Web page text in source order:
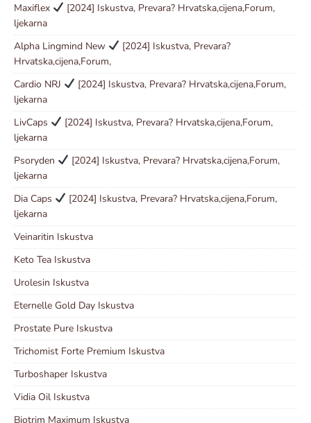
Maxiflex
[2024] Iskustva, Prevara? Hrvatska,cijena,Forum,
ljekarna
Alpha Lingmind New
[2024] Iskustva, Prevara?
Hrvatska,cijena,Forum,
Cardio NRJ
[2024] Iskustva, Prevara? Hrvatska,cijena,Forum,
ljekarna
LivCaps
[2024] Iskustva, Prevara? Hrvatska,cijena,Forum,
ljekarna
Psoryden
[2024] Iskustva, Prevara? Hrvatska,cijena,Forum,
ljekarna
Dia Caps
[2024] Iskustva, Prevara? Hrvatska,cijena,Forum,
ljekarna
Veinaritin Iskustva
Keto Tea Iskustva
Urolesin Iskustva
Eternelle Gold Day Iskustva
Prostate Pure Iskustva
Trichomist Forte Premium Iskustva
Turboshaper Iskustva
Vidia Oil Iskustva
Biotrim Maximum Iskustva